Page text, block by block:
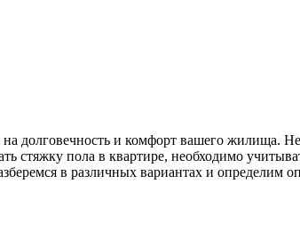
долговечность и комфорт вашего жилища.
пола в квартире, необходимо
в различных вариантах и определим